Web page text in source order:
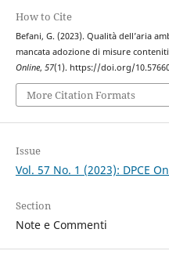
How to Cite
Befani, G. (2023). Qualità dell’aria
mancata adozione di misure
Online, 57(1). https://doi.org/
More Citation Formats
Issue
Vol. 57 No. 1 (2023): DPCE
Section
Note e Commenti